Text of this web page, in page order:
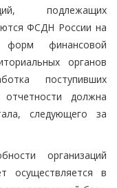
подлежащих
ФСДН России на
форм финансовой
органов
поступивших
должна
следующего за
организаций
осуществляется в